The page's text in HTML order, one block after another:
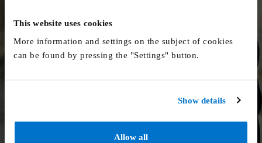
This website uses cookies
More information and settings on the subject of cookies
can be found by pressing the "Settings" button.
Show details
Allow all